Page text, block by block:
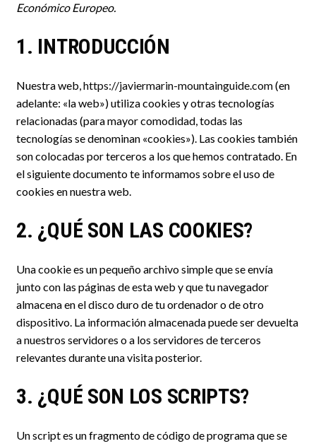
Económico Europeo.
1. INTRODUCCIÓN
Nuestra web,https://javiermarin-mountainguide.com(en
adelante: «la web») utiliza cookies y otras tecnologías
relacionadas (para mayor comodidad, todas las
tecnologías se denominan «cookies»). Las cookies también
son colocadas por terceros a los que hemos contratado. En
el siguiente documento te informamos sobre el uso de
cookies en nuestra web.
2. ¿QUÉ SON LAS COOKIES?
Una cookie es un pequeño archivo simple que se envía
junto con las páginas de esta web y que tu navegador
almacena en el disco duro de tu ordenador o de otro
dispositivo. La información almacenada puede ser devuelta
a nuestros servidores o a los servidores de terceros
relevantes durante una visita posterior.
3. ¿QUÉ SON LOS SCRIPTS?
Un script es un fragmento de código de programa que se